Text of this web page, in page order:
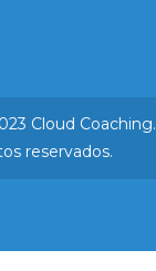
Cloud Coaching.
reservados.